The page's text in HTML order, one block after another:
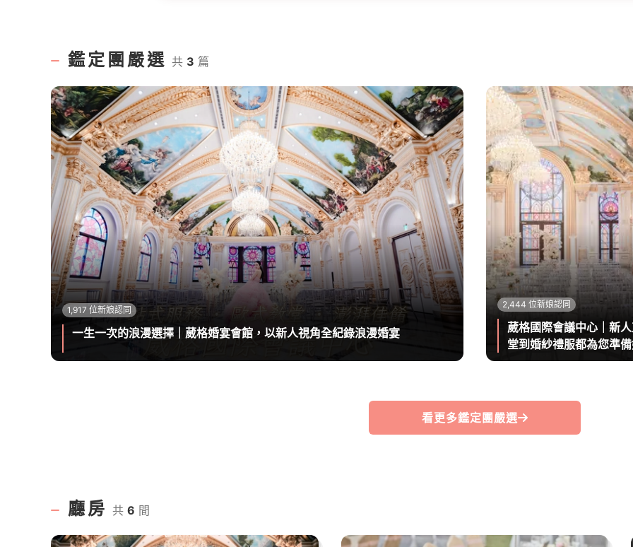
鑑定團嚴選 共 3 篇
1,917 位新娘認同
一生一次的浪漫選擇｜葳格婚宴會館，以新人視角全紀錄浪漫婚宴
2,444 位新娘認同
葳格國際會議中心｜新
堂到婚紗禮服都為您準
看更多鑑定團嚴選
廳房 共 6 間